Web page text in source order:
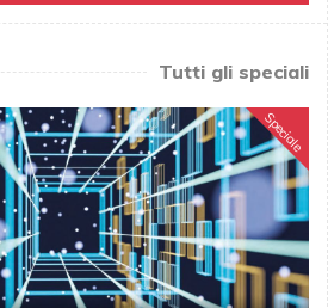
Tutti gli speciali
Speciale